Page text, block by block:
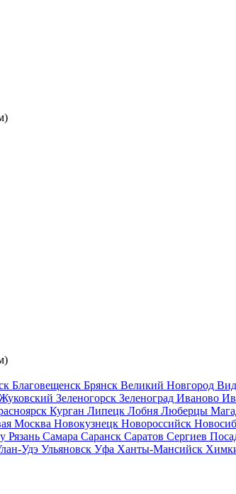
Благовещенск Брянск Великий Новгород
Зеленогорск Зеленоград Иваново
Курган Липецк Лобня Люберцы
Москва Новокузнецк Новороссийск
Рязань Самара Саранск Саратов Сергиев
Удэ Ульяновск Уфа Ханты-Мансийск